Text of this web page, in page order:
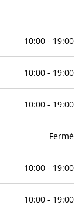
10:00- 19:00
10:00- 19:00
10:00- 19:00
Fermé
10:00- 19:00
10:00- 19:00